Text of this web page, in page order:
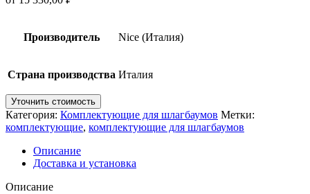
Производитель Nice (Италия)
Страна производства Италия
Уточнить стоимость
Категория: Комплектующие для шлагбаумов Метки:
комплектующие, комплектующие для шлагбаумов
Описание
Доставка и установка
Описание